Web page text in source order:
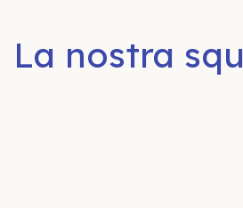
La nostra